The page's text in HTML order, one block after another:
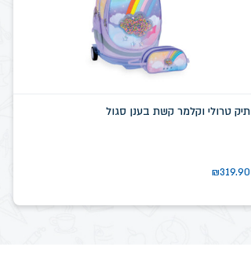
תיק טרולי וקלמר קשת בענן סגול
₪319.90